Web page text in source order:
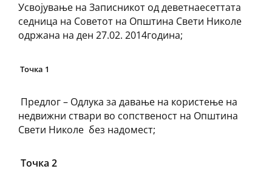
Усвојување на Записникот од деветнаесеттата
седница на Советот на Општина Свети Николе
одржана на ден 27.02. 2014година;
Точка 1
Предлог – Одлука за давање на користење на
недвижни ствари во сопственост на Општина
Свети Николе без надомест;
Точка 2